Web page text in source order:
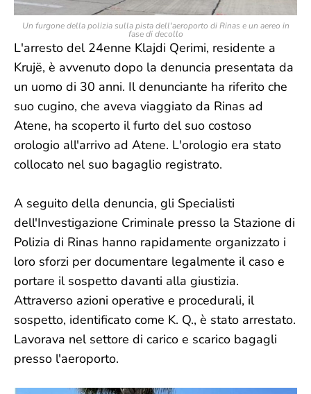
Un furgone della polizia sulla pista dell'aeroporto di Rinas e un aereo in
fase di decollo
L'arresto del 24enne Klajdi Qerimi, residente a
Krujë, è avvenuto dopo la denuncia presentata da
un uomo di 30 anni. Il denunciante ha riferito che
suo cugino, che aveva viaggiato da Rinas ad
Atene, ha scoperto il furto del suo costoso
orologio all'arrivo ad Atene. L'orologio era stato
collocato nel suo bagaglio registrato.
A seguito della denuncia, gli Specialisti
dell'Investigazione Criminale presso la Stazione di
Polizia di Rinas hanno rapidamente organizzato i
loro sforzi per documentare legalmente il caso e
portare il sospetto davanti alla giustizia.
Attraverso azioni operative e procedurali, il
sospetto, identificato come K. Q., è stato arrestato.
Lavorava nel settore di carico e scarico bagagli
presso l'aeroporto.